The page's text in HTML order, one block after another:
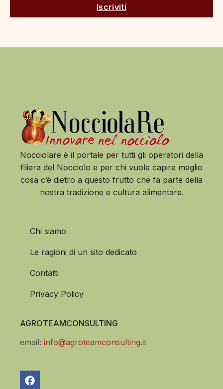
Iscriviti
Nocciolare è il portale per tutti gli operatori della
filiera del Nocciolo e per chi vuole capire meglio
cosa c’è dietro a questo frutto che fa parte della
nostra tradizione e cultura alimentare.
Chi siamo
Le ragioni di un sito dedicato
Contatti
Privacy Policy
AGROTEAMCONSULTING
email: info@agroteamconsulting.it